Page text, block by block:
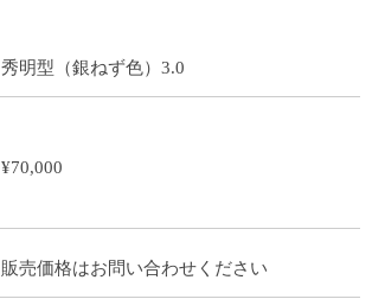
秀明型（銀ねず色）3.0
¥70,000
販売価格はお問い合わせください